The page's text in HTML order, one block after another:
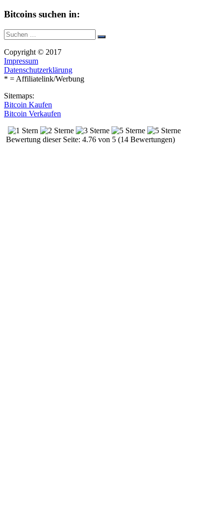
Bitcoins suchen in:
Suche
nach:
Suchen
Copyright © 2017
Impressum
Datenschutzerklärung
* = Affiliatelink/Werbung
Sitemaps:
Bitcoin Kaufen
Bitcoin Verkaufen
Bewertung dieser Seite: 4.76 von 5 (14 Bewertungen)